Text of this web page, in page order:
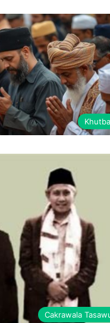
Cakrawala